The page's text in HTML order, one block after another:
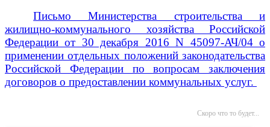
Письмо Министерства строительства и
жилищно-коммунального хозяйства Российской
Федерации от 30 декабря 2016 N 45097-АЧ/04 о
применении отдельных положений законодательства
Российской Федерации по вопросам заключения
договоров о предоставлении коммунальных услуг.
Скоро что то будет...